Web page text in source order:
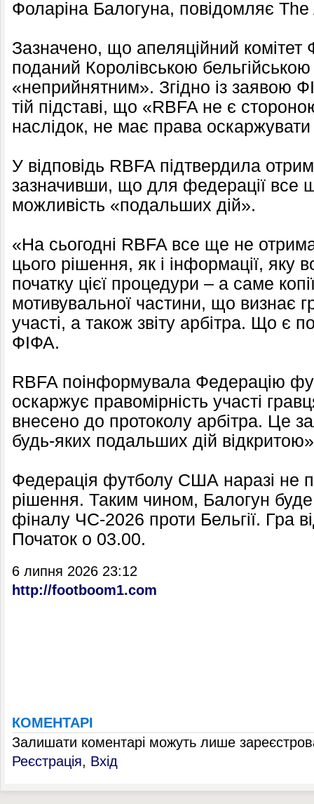
Фоларіна Балогуна, повідомляє
Зазначено, що апеляційний комітет
поданий Королівською
«неприйнятним». Згідно із заявою
тій підставі, що «RBFA не є
наслідок, не має права
У відповідь RBFA підтвердила
зазначивши, що для федерації все
можливість «подальших дій».
«На сьогодні RBFA все ще не
цього рішення, як і інформації, яку
початку цієї процедури – а саме
мотивувальної частини, що визнає
участі, а також звіту арбітра. Що є
ФІФА.
RBFA поінформувала Федерацію
оскаржує правомірність участі
внесено до протоколу арбітра. Це
будь-яких подальших дій
Федерація футболу США наразі не
рішення. Таким чином, Балогун
фіналу ЧС-2026 проти Бельгії. Гра
Початок о 03.00.
6 липня 2026 23:12
http://footboom1.com
КОМЕНТАРІ
Залишати коментарі можуть лише
Реєстрація, Вхід